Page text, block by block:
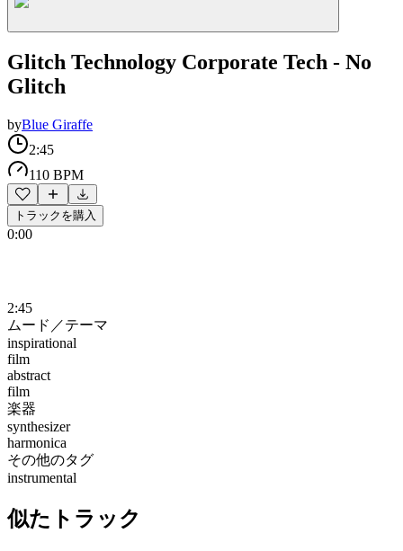
Glitch Technology Corporate Tech - No
Glitch
byBlue Giraffe
2:45
110 BPM
トラックを購入
0:00
2:45
ムード／テーマ
inspirational
film
abstract
film
楽器
synthesizer
harmonica
その他のタグ
instrumental
似たトラック